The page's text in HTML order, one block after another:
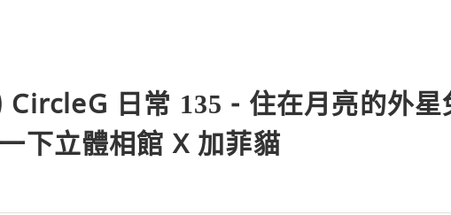
CircleG 日常 135 - 住在月亮的外
下立體相館 X 加菲貓